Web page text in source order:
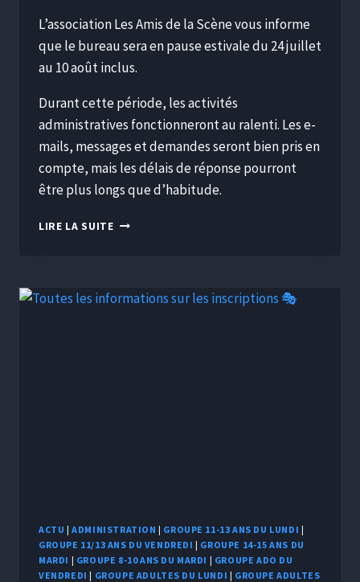
L’association Les Amis de la Scène vous informe
que le bureau sera en pause estivale du 24 juillet
au 10 août inclus.
Durant cette période, les activités
administratives fonctionneront au ralenti. Les e-
mails, messages et demandes seront bien pris en
compte, mais les délais de réponse pourront
être plus longs que d’habitude.
LIRE LA SUITE
ACTU |ADMINISTRATION | GROUPE 11-13 ANS DU LUNDI |
GROUPE 11/13 ANS DU VENDREDI | GROUPE 14-15 ANS DU
MARDI | GROUPE 8-10 ANS DU MARDI | GROUPE ADO DU
VENDREDI | GROUPE ADULTES DU LUNDI | GROUPE ADULTES